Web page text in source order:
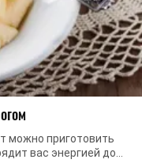
можно приготовить
вас энергией до